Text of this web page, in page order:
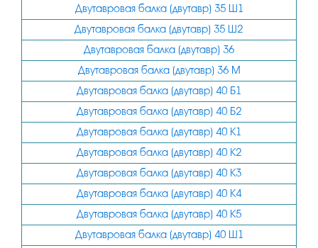
Двутавровая балка (двутавр) 35 Ш1
Двутавровая балка (двутавр) 35 Ш2
Двутавровая балка (двутавр) 36
Двутавровая балка (двутавр) 36 М
Двутавровая балка (двутавр) 40 Б1
Двутавровая балка (двутавр) 40 Б2
Двутавровая балка (двутавр) 40 К1
Двутавровая балка (двутавр) 40 К2
Двутавровая балка (двутавр) 40 К3
Двутавровая балка (двутавр) 40 К4
Двутавровая балка (двутавр) 40 К5
Двутавровая балка (двутавр) 40 Ш1